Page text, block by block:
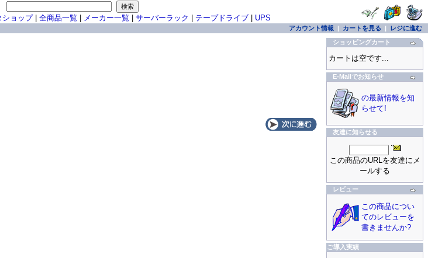
ショップ| 全商品一覧 メーカー一覧 サーバーラック テープドライブ| UPS
アカウント情報 | カートを見る | レジに進む
ショッピングカート
カートは空です...
E-Mailでお知らせ
の最新情報を知
らせて!
友達に知らせる
この商品のURLを友達にメ
ールする
レビュー
この商品につい
てのレビューを
書きませんか?
ご導入実績